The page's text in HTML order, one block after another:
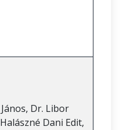
Dr. Libor
Dani Edit,